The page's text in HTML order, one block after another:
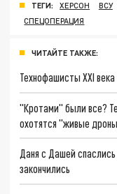
ТЕГИ: ХЕРСОН ВСУ
СПЕЦОПЕРАЦИЯ
ЧИТАЙТЕ ТАКЖЕ:
Технофашисты XXI века
"Кротами" были все?
охотятся "живые
Даня с Дашей
закончились